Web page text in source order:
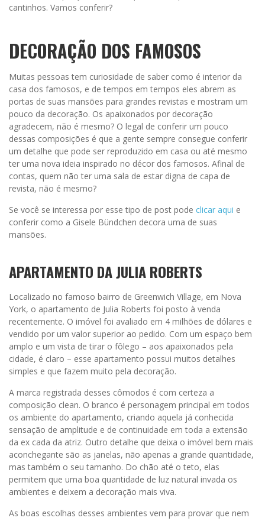
cantinhos. Vamos conferir?
DECORAÇÃO DOS FAMOSOS
Muitas pessoas tem curiosidade de saber como é interior da
casa dos famosos, e de tempos em tempos eles abrem as
portas de suas mansões para grandes revistas e mostram um
pouco da decoração. Os apaixonados por decoração
agradecem, não é mesmo? O legal de conferir um pouco
dessas composições é que a gente sempre consegue conferir
um detalhe que pode ser reproduzido em casa ou até mesmo
ter uma nova ideia inspirado no décor dos famosos. Afinal de
contas, quem não ter uma sala de estar digna de capa de
revista, não é mesmo?
Se você se interessa por esse tipo de post pode clicar aqui e
conferir como a Gisele Bündchen decora uma de suas
mansões.
APARTAMENTO DA JULIA ROBERTS
Localizado no famoso bairro de Greenwich Village, em Nova
York, o apartamento de Julia Roberts foi posto à venda
recentemente. O imóvel foi avaliado em 4 milhões de dólares e
vendido por um valor superior ao pedido. Com um espaço bem
amplo e um vista de tirar o fôlego – aos apaixonados pela
cidade, é claro – esse apartamento possui muitos detalhes
simples e que fazem muito pela decoração.
A marca registrada desses cômodos é com certeza a
composição clean. O branco é personagem principal em todos
os ambiente do apartamento, criando aquela já conhecida
sensação de amplitude e de continuidade em toda a extensão
da ex cada da atriz. Outro detalhe que deixa o imóvel bem mais
aconchegante são as janelas, não apenas a grande quantidade,
mas também o seu tamanho. Do chão até o teto, elas
permitem que uma boa quantidade de luz natural invada os
ambientes e deixem a decoração mais viva.
As boas escolhas desses ambientes vem para provar que nem